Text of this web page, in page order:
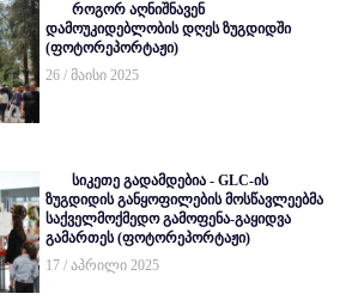
როგორ აღნიშნავენ
დამოუკიდებლობის დღეს ზუგდიდში
(ფოტორეპორტაჟი)
26 / მაისი 2025
სიკეთე გადამდებია - GLC-ის
ზუგდიდის განყოფილების მოსწავლეებმა
საქველმოქმედო გამოფენა-გაყიდვა
გამართეს (ფოტორეპორტაჟი)
17 / აპრილი 2025